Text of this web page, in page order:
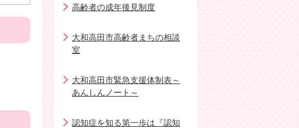
高齢者の成年後見制度
大和高田市高齢者まちの相談
室
大和高田市緊急支援体制表～
あんしんノート～
認知症を知る第一歩は『認知